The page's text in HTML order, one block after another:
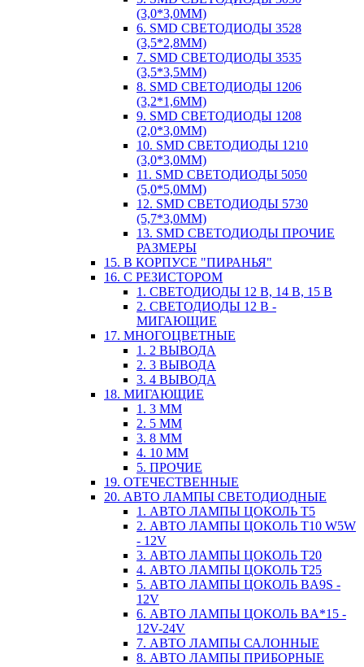
(3,0*3,0ММ)
6. SMD СВЕТОДИОДЫ 3528
(3,5*2,8ММ)
7. SMD СВЕТОДИОДЫ 3535
(3,5*3,5ММ)
8. SMD СВЕТОДИОДЫ 1206
(3,2*1,6ММ)
9. SMD СВЕТОДИОДЫ 1208
(2,0*3,0ММ)
10. SMD СВЕТОДИОДЫ 1210
(3,0*3,0ММ)
11. SMD СВЕТОДИОДЫ 5050
(5,0*5,0ММ)
12. SMD СВЕТОДИОДЫ 5730
(5,7*3,0ММ)
13. SMD СВЕТОДИОДЫ ПРОЧИЕ
РАЗМЕРЫ
15. В КОРПУСЕ "ПИРАНЬЯ"
16. С РЕЗИСТОРОМ
1. СВЕТОДИОДЫ 12 В, 14 В, 15 В
2. СВЕТОДИОДЫ 12 В -
МИГАЮЩИЕ
17. МНОГОЦВЕТНЫЕ
1. 2 ВЫВОДА
2. 3 ВЫВОДА
3. 4 ВЫВОДА
18. МИГАЮЩИЕ
1. 3 ММ
2. 5 ММ
3. 8 ММ
4. 10 ММ
5. ПРОЧИЕ
19. ОТЕЧЕСТВЕННЫЕ
20. АВТО ЛАМПЫ СВЕТОДИОДНЫЕ
1. АВТО ЛАМПЫ ЦОКОЛЬ T5
2. АВТО ЛАМПЫ ЦОКОЛЬ T10 W5W
- 12V
3. АВТО ЛАМПЫ ЦОКОЛЬ T20
4. АВТО ЛАМПЫ ЦОКОЛЬ T25
5. АВТО ЛАМПЫ ЦОКОЛЬ BA9S -
12V
6. АВТО ЛАМПЫ ЦОКОЛЬ BA*15 -
12V-24V
7. АВТО ЛАМПЫ САЛОННЫЕ
8. АВТО ЛАМПЫ ПРИБОРНЫЕ